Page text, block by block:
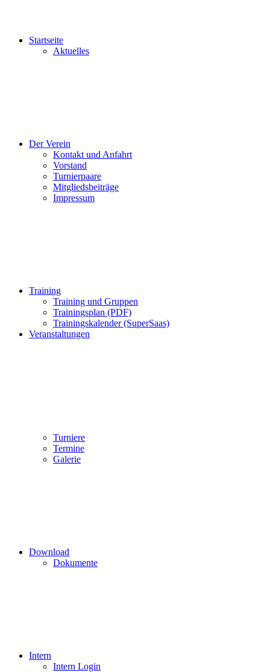
Startseite
Aktuelles
Der Verein
Kontakt und Anfahrt
Vorstand
Turnierpaare
Mitgliedsbeiträge
Impressum
Training
Training und Gruppen
Trainingsplan (PDF)
Trainingskalender (SuperSaas)
Veranstaltungen
Turniere
Termine
Galerie
Download
Dokumente
Intern
Intern Login